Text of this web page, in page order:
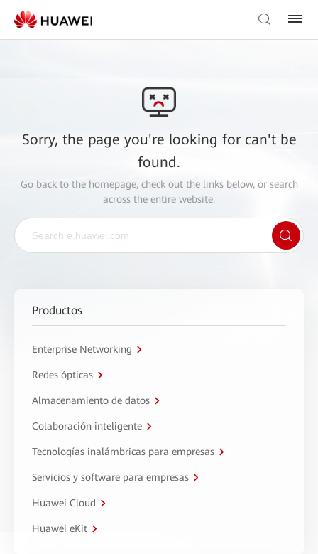
Sorry, the page you're looking for can't be
found.
Go back to the homepage, check out the links below, or search
across the entire website.
Productos
Enterprise Networking
Redes ópticas
Almacenamiento de datos
Colaboración inteligente
Tecnologías inalámbricas para empresas
Servicios y software para empresas
Huawei Cloud
Huawei eKit